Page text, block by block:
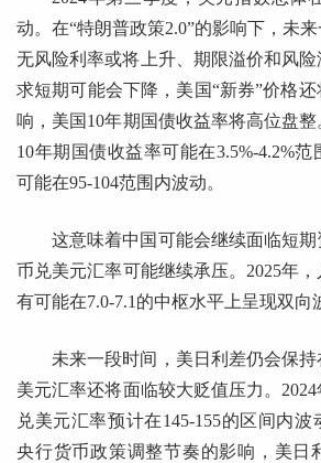
动。在“特朗普政策2.0”的影响下，未
无风险利率或将上升、期限溢价和风
求短期可能会下降，美国“新券”价格
响，美国10年期国债收益率将高位盘整
10年期国债收益率可能在3.5%-4.2%
可能在95-104范围内波动。
这意味着中国可能会继续面临短
币兑美元汇率可能继续承压。2025年
有可能在7.0-7.1的中枢水平上呈现双向
未来一段时间，美日利差仍会保
美元汇率还将面临较大贬值压力。
兑美元汇率预计在145-155的区间内波
央行货币政策调整节奏的影响，美日